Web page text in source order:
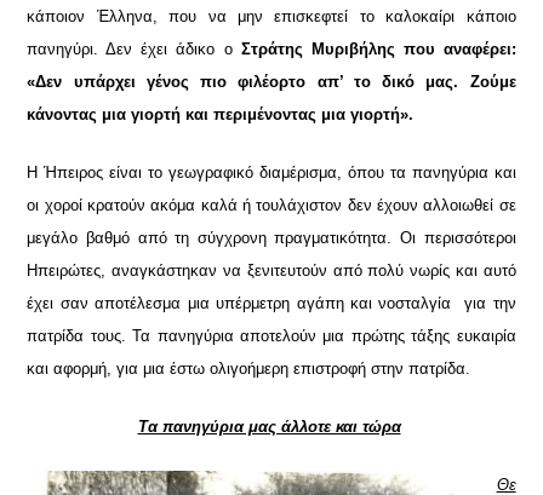
κάποιον Έλληνα, που να μην επισκεφτεί το καλοκαίρι κάποιο
πανηγύρι. Δεν έχει άδικο ο Στράτης Μυριβήλης που αναφέρει:
«Δεν υπάρχει γένος πιο φιλέορτο απ’ το δικό μας. Ζούμε
κάνοντας μια γιορτή και περιμένοντας μια γιορτή».
Η Ήπειρος είναι το γεωγραφικό διαμέρισμα, όπου τα πανηγύρια και
οι χοροί κρατούν ακόμα καλά ή τουλάχιστον δεν έχουν αλλοιωθεί σε
μεγάλο βαθμό από τη σύγχρονη πραγματικότητα. Οι περισσότεροι
Ηπειρώτες, αναγκάστηκαν να ξενιτευτούν από πολύ νωρίς και αυτό
έχει σαν αποτέλεσμα μια υπέρμετρη αγάπη και νοσταλγία για την
πατρίδα τους. Τα πανηγύρια αποτελούν μια πρώτης τάξης ευκαιρία
και αφορμή, για μια έστω ολιγοήμερη επιστροφή στην πατρίδα.
Τα πανηγύρια μας άλλοτε και τώρα
Θε